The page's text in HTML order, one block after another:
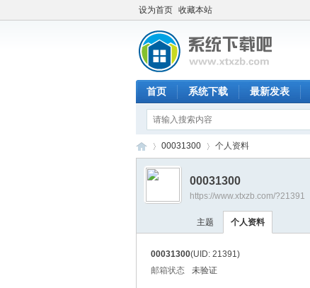
设为首页 收藏本站
首页 系统下载 最新发表
›
00031300 个人资料
00031300
https://www.xtxzb.com/?21391
主题 个人资料
00031300(UID: 21391)
邮箱状态
未验证